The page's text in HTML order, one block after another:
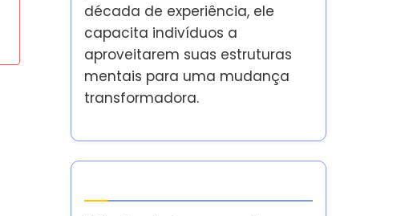
década de experiência, ele
capacita indivíduos a
aproveitarem suas estruturas
mentais para uma mudança
transformadora.